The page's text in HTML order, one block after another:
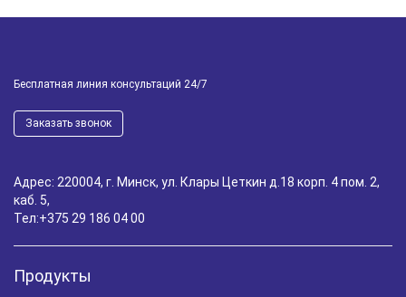
Бесплатная линия консультаций 24/7
Заказать звонок
Адрес: 220004, г. Минск, ул. Клары Цеткин д.18 корп. 4 пом. 2,
каб. 5,
Тел:+375 29 186 04 00
Продукты